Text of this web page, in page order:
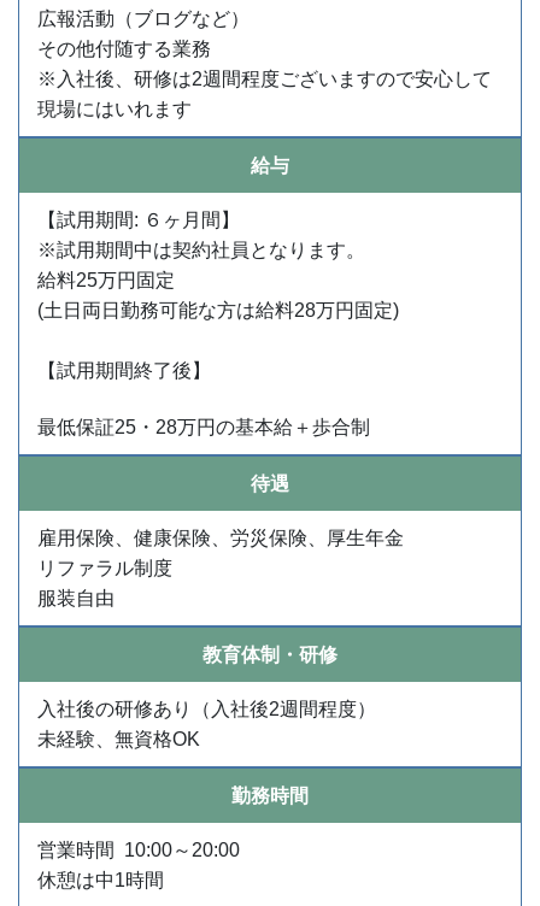
広報活動（ブログなど）
その他付随する業務
※入社後、研修は2週間程度ございますので安心して
現場にはいれます
給与
【試用期間: ６ヶ月間】
※試用期間中は契約社員となります。
給料25万円固定
(土日両日勤務可能な方は給料28万円固定)
【試用期間終了後】
最低保証25・28万円の基本給＋歩合制
待遇
雇用保険、健康保険、労災保険、厚生年金
リファラル制度
服装自由
教育体制・研修
入社後の研修あり（入社後2週間程度）
未経験、無資格OK
勤務時間
営業時間 10:00～20:00
休憩は中1時間